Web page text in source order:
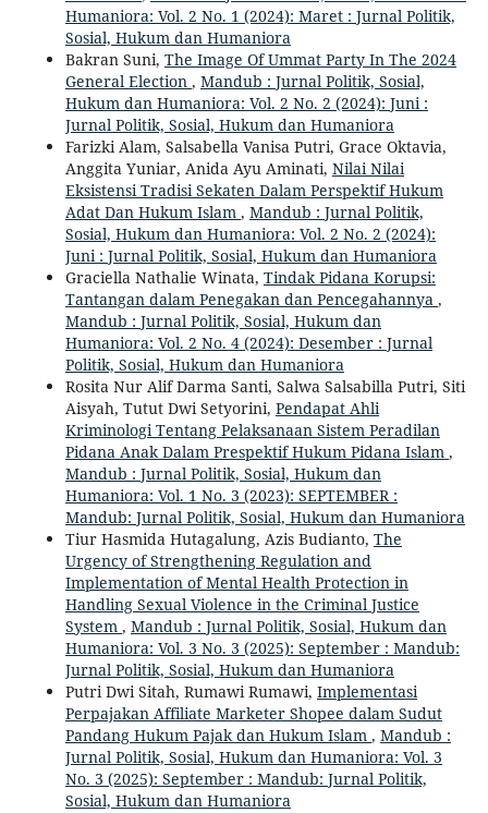
Humaniora: Vol. 2 No. 1 (2024): Maret : Jurnal Politik,
Sosial, Hukum dan Humaniora
Bakran Suni, The Image Of Ummat Party In The 2024
General Election , Mandub : Jurnal Politik, Sosial,
Hukum dan Humaniora: Vol. 2 No. 2 (2024): Juni :
Jurnal Politik, Sosial, Hukum dan Humaniora
Farizki Alam, Salsabella Vanisa Putri, Grace Oktavia,
Anggita Yuniar, Anida Ayu Aminati, Nilai Nilai
Eksistensi Tradisi Sekaten Dalam Perspektif Hukum
Adat Dan Hukum Islam , Mandub : Jurnal Politik,
Sosial, Hukum dan Humaniora: Vol. 2 No. 2 (2024):
Juni : Jurnal Politik, Sosial, Hukum dan Humaniora
Graciella Nathalie Winata, Tindak Pidana Korupsi:
Tantangan dalam Penegakan dan Pencegahannya ,
Mandub : Jurnal Politik, Sosial, Hukum dan
Humaniora: Vol. 2 No. 4 (2024): Desember : Jurnal
Politik, Sosial, Hukum dan Humaniora
Rosita Nur Alif Darma Santi, Salwa Salsabilla Putri, Siti
Aisyah, Tutut Dwi Setyorini, Pendapat Ahli
Kriminologi Tentang Pelaksanaan Sistem Peradilan
Pidana Anak Dalam Prespektif Hukum Pidana Islam ,
Mandub : Jurnal Politik, Sosial, Hukum dan
Humaniora: Vol. 1 No. 3 (2023): SEPTEMBER :
Mandub: Jurnal Politik, Sosial, Hukum dan Humaniora
Tiur Hasmida Hutagalung, Azis Budianto, The
Urgency of Strengthening Regulation and
Implementation of Mental Health Protection in
Handling Sexual Violence in the Criminal Justice
System , Mandub : Jurnal Politik, Sosial, Hukum dan
Humaniora: Vol. 3 No. 3 (2025): September : Mandub:
Jurnal Politik, Sosial, Hukum dan Humaniora
Putri Dwi Sitah, Rumawi Rumawi, Implementasi
Perpajakan Affiliate Marketer Shopee dalam Sudut
Pandang Hukum Pajak dan Hukum Islam , Mandub :
Jurnal Politik, Sosial, Hukum dan Humaniora: Vol. 3
No. 3 (2025): September : Mandub: Jurnal Politik,
Sosial, Hukum dan Humaniora